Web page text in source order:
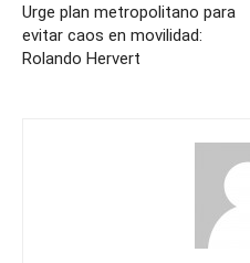
Urge plan metropolitano para
evitar caos en movilidad:
Rolando Hervert